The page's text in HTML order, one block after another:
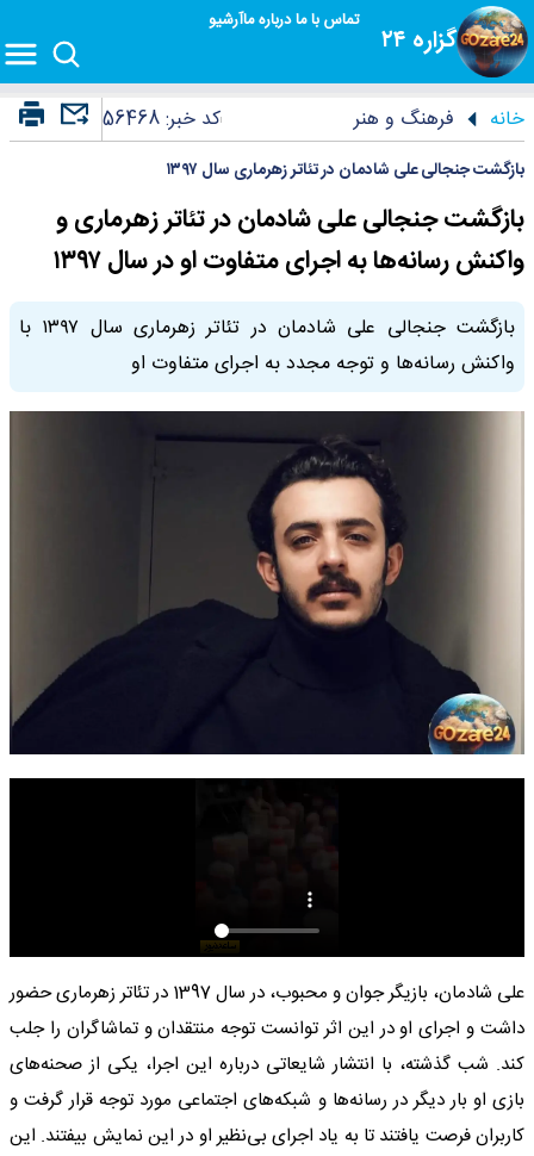
گزاره ۲۴
تماس با مادرباره ماآرشیو
خانه فرهنگ و هنر کد خبر:56468
بازگشت جنجالی علی شادمان در تئاتر زهرماری سال ۱۳۹۷
بازگشت جنجالی علی شادمان در تئاتر زهرماری و
واکنش رسانه‌ها به اجرای متفاوت او در سال ۱۳۹۷
بازگشت جنجالی علی شادمان در تئاتر زهرماری سال ۱۳۹۷ با
واکنش رسانه‌ها و توجه مجدد به اجرای متفاوت او
علی شادمان، بازیگر جوان و محبوب، در سال 1397 در تئاتر زهرماری حضور
داشت و اجرای او در این اثر توانست توجه منتقدان و تماشاگران را جلب
کند. شب گذشته، با انتشار شایعاتی درباره این اجرا، یکی از صحنه‌های
بازی او بار دیگر در رسانه‌ها و شبکه‌های اجتماعی مورد توجه قرار گرفت و
کاربران فرصت یافتند تا به یاد اجرای بی‌نظیر او در این نمایش بیفتند. این